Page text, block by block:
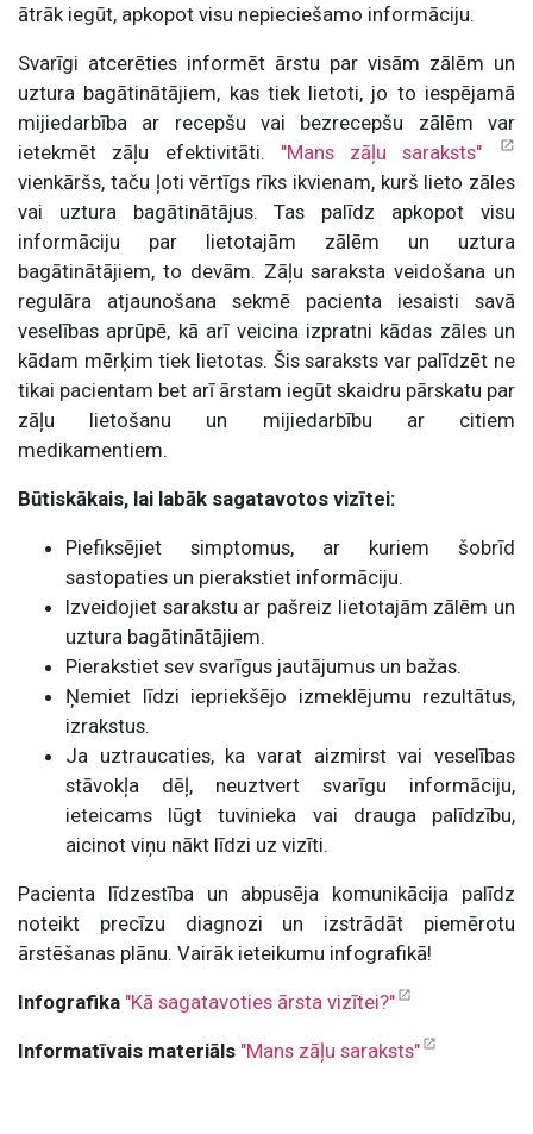
ātrāk iegūt, apkopot visu nepieciešamo informāciju.
Svarīgi atcerēties informēt ārstu par visām zālēm un
uztura bagātinātājiem, kas tiek lietoti, jo to iespējamā
mijiedarbība ar recepšu vai bezrecepšu zālēm var
ietekmēt zāļu efektivitāti. "Mans zāļu saraksts"
vienkāršs, taču ļoti vērtīgs rīks ikvienam, kurš lieto zāles
vai uztura bagātinātājus. Tas palīdz apkopot visu
informāciju par lietotajām zālēm un uztura
bagātinātājiem, to devām. Zāļu saraksta veidošana un
regulāra atjaunošana sekmē pacienta iesaisti savā
veselības aprūpē, kā arī veicina izpratni kādas zāles un
kādam mērķim tiek lietotas. Šis saraksts var palīdzēt ne
tikai pacientam bet arī ārstam iegūt skaidru pārskatu par
zāļu lietošanu un mijiedarbību ar citiem
medikamentiem.
Būtiskākais, lai labāk sagatavotos vizītei:
Piefiksējiet simptomus, ar kuriem šobrīd
sastopaties un pierakstiet informāciju.
Izveidojiet sarakstu ar pašreiz lietotajām zālēm un
uztura bagātinātājiem.
Pierakstiet sev svarīgus jautājumus un bažas.
Ņemiet līdzi iepriekšējo izmeklējumu rezultātus,
izrakstus.
Ja uztraucaties, ka varat aizmirst vai veselības
stāvokļa dēļ, neuztvert svarīgu informāciju,
ieteicams lūgt tuvinieka vai drauga palīdzību,
aicinot viņu nākt līdzi uz vizīti.
Pacienta līdzestība un abpusēja komunikācija palīdz
noteikt precīzu diagnozi un izstrādāt piemērotu
ārstēšanas plānu. Vairāk ieteikumu infografikā!
Infografika "Kā sagatavoties ārsta vizītei?"
Informatīvais materiāls "Mans zāļu saraksts"